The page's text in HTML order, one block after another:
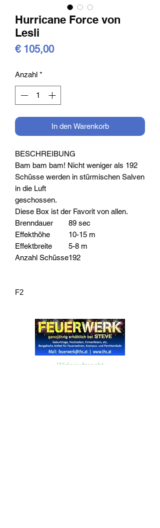
Hurricane Force von
Lesli
€ 105,00Preis
Anzahl *
In den Warenkorb
BESCHREIBUNG
Bam bam bam! Nicht weniger als 192
Schüsse werden in stürmischen Salven
in die Luft
geschossen.
Diese Box ist der Favorit von allen.
Brenndauer
89 sec
Effekthöhe
10-15 m
Effektbreite
5-8 m
Anzahl Schüsse192
F2
Widerrufsrecht